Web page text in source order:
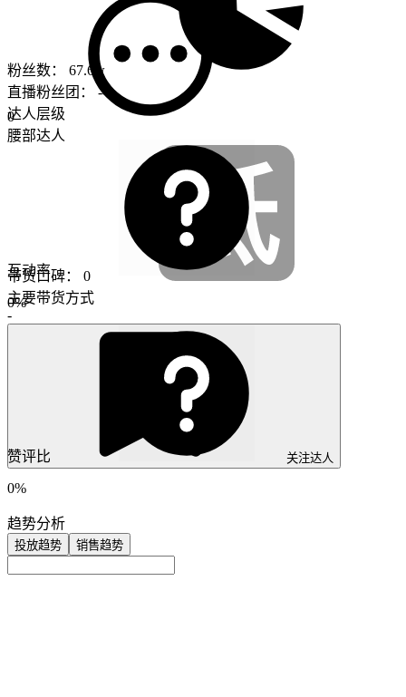
粉丝数： 67.6w
直播粉丝团：--
达人层级
腰部达人
带货口碑： 0
主要带货方式
-
关注达人
0
互动率
0%
赞评比
0%
趋势分析
投放趋势 销售趋势